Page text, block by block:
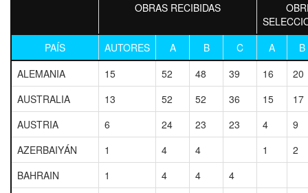
OBRAS RECIBIDAS
PAÍS
AUTORES A B C A
B
ALEMANIA
15 52 48 39 16
20
AUSTRALIA
13 52 52 36 15
17
AUSTRIA
6 24 23 23 4
9
AZERBAIYÁN
1 4 4 1
2
BAHRAIN
1 4 4
4